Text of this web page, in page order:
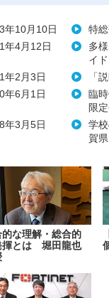
年10月10日
特
年4月12日
多
イ
年2月3日
「
年6月1日
臨
限
年3月5日
学
賀県
的な理解・総合的
揮とは 堀田龍也